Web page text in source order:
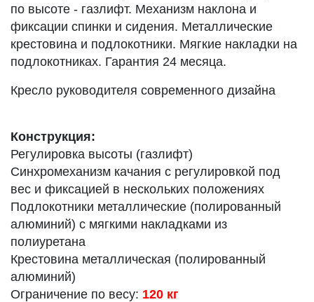
по высоте - газлифт. Механизм наклона и
фиксации спинки и сидения. Металлические
крестовина и подлокотники. Мягкие накладки на
подлокотниках. Гарантия 24 месяца.
Кресло руководителя современного дизайна
Конструкция:
Регулировка высоты (газлифт)
Синхромеханизм качания с регулировкой под
вес и фиксацией в нескольких положениях
Подлокотники металлические (полированный
алюминий) с мягкими накладками из
полиуретана
Крестовина металлическая (полированный
алюминий)
Ограничение по весу: 120 кг